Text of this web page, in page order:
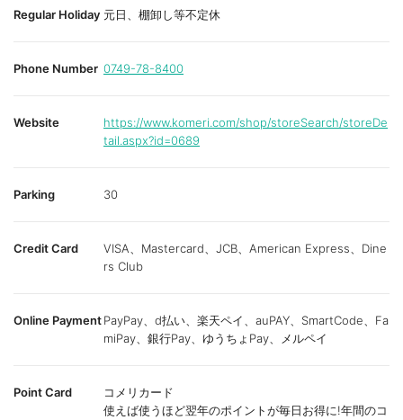
Regular Holiday 元日、棚卸し等不定休
Phone Number 0749-78-8400
Website
https://www.komeri.com/shop/storeSearch/storeDe
tail.aspx?id=0689
Parking 30
Credit Card
VISA、Mastercard、JCB、American Express、Dine
rs Club
Online PaymentPayPay、d払い、楽天ペイ、auPAY、SmartCode、Fa
miPay、銀行Pay、ゆうちょPay、メルペイ
Point Card
コメリカード
使えば使うほど翌年のポイントが毎日お得に!年間のコ